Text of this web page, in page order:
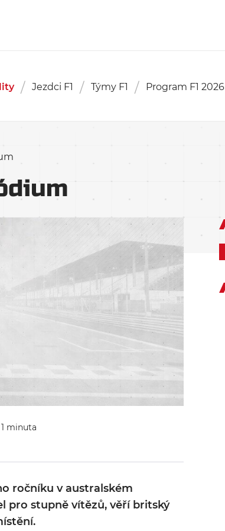
Jezdci F1 Týmy F1 Program F1 2026
minuta
ročníku v australském
pro stupně vítězů, věří britský